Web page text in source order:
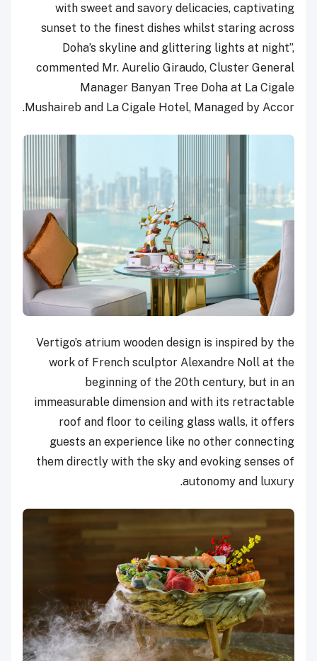
with sweet and savory delicacies, captivating
sunset to the finest dishes whilst staring across
Doha’s skyline and glittering lights at night”,
commented Mr. Aurelio Giraudo, Cluster General
Manager Banyan Tree Doha at La Cigale
Mushaireb and La Cigale Hotel, Managed by Accor.
Vertigo’s atrium wooden design is inspired by the
work of French sculptor Alexandre Noll at the
beginning of the 20th century, but in an
immeasurable dimension and with its retractable
roof and floor to ceiling glass walls, it offers
guests an experience like no other connecting
them directly with the sky and evoking senses of
autonomy and luxury.